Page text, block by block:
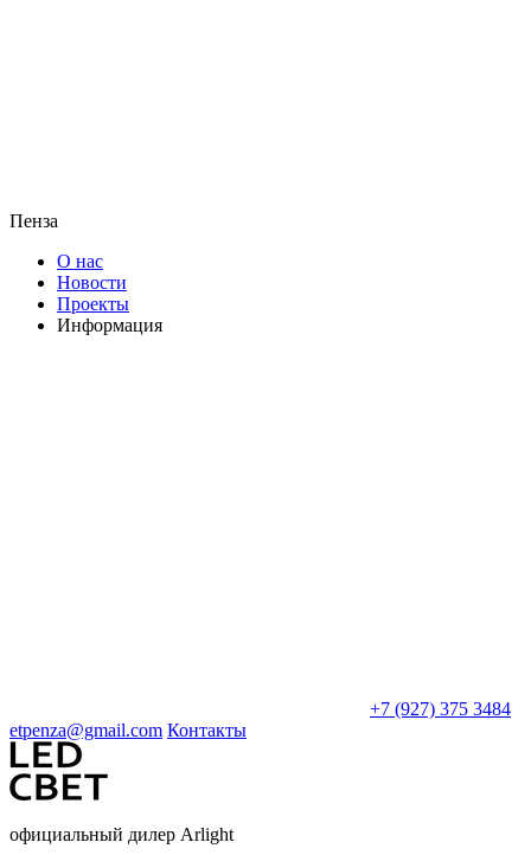
Пенза
О нас
Новости
Проекты
Информация
+7 (927) 375 3484
etpenza@gmail.com Контакты
официальный дилер Arlight